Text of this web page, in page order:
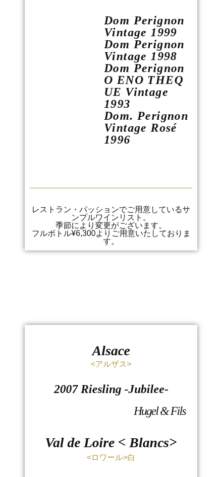
Dom Perignon
Vintage 1999
Dom Perignon
Vintage 1998
Dom Perignon
O ENO THEQ
UE Vintage
1993
Dom. Perignon
Vintage Rosé
1996
レストラン・パッションでご用意しているサ
ンプルワインリスト。
季節により変更がございます。
フルボトル¥6,300よりご用意いたしておりま
す。
Alsace
<アルザス>
2007 Riesling -Jubilee-
Hugel & Fils
Val de Loire < Blancs>
<ロワール>白